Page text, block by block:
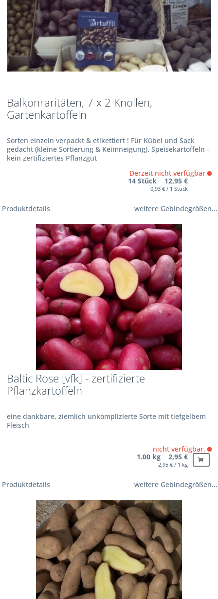
Balkonraritäten, 7 x 2 Knollen,
Gartenkartoffeln
Sorten einzeln verpackt & etikettiert ! Für Kübel und Sack
gedacht (kleine Sortierung & Keimneigung). Speisekartoffeln -
kein zertifiziertes Pflanzgut
Derzeit nicht verfügbar
14 Stück 12,95 €
0,93 € / 1 Stück
Produktdetails weitere Gebindegrößen...
Baltic Rose [vfk] - zertifizierte
Pflanzkartoffeln
eine dankbare, ziemlich unkomplizierte Sorte mit tiefgelbem
Fleisch
nicht verfügbar.
1.00 kg 2,95 €
2,95 € / 1 kg
Produktdetails weitere Gebindegrößen...